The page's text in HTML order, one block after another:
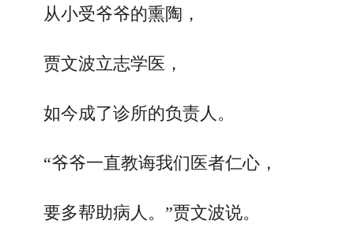
从小受爷爷的熏陶，
贾文波立志学医，
如今成了诊所的负责人。
“爷爷一直教诲我们医者仁心，
要多帮助病人。”贾文波说。